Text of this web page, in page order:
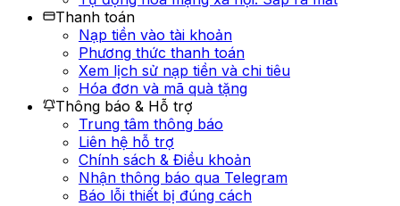
Thanh toán
Nạp tiền vào tài khoản
Phương thức thanh toán
Xem lịch sử nạp tiền và chi tiêu
Hóa đơn và mã quà tặng
Thông báo & Hỗ trợ
Trung tâm thông báo
Liên hệ hỗ trợ
Chính sách & Điều khoản
Nhận thông báo qua Telegram
Báo lỗi thiết bị đúng cách